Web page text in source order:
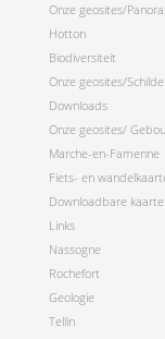
Onze geosites/
Hotton
Biodiversiteit
Onze geosites/
Downloads
Onze geosites/
Marche-en-Famenne
Fiets- en
Downloadbare
Links
Nassogne
Rochefort
Geologie
Tellin